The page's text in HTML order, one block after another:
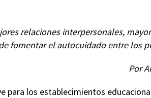
relaciones interpersonales,
fomentar el autocuidado entre los
Por
para los establecimientos